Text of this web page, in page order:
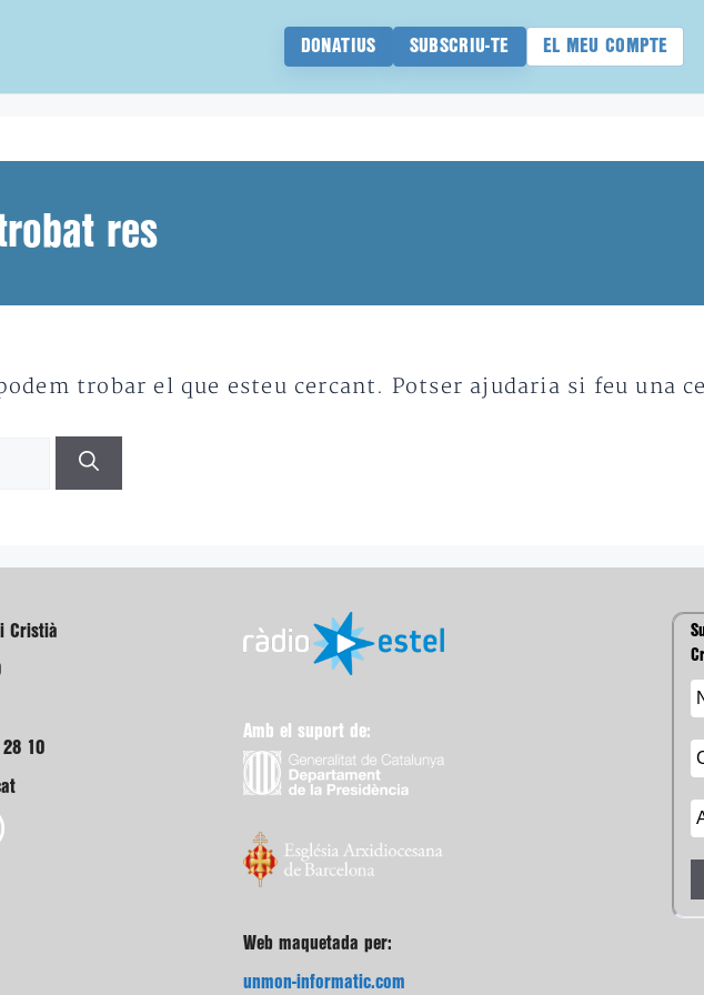
DONATIUS SUBSCRIU-TE EL MEU COMPTE
res
trobar el que esteu cercant. Potser ajudaria si feu una
Cristià
10
Amb el suport de:
Web maquetada per:
unmon-informatic.com